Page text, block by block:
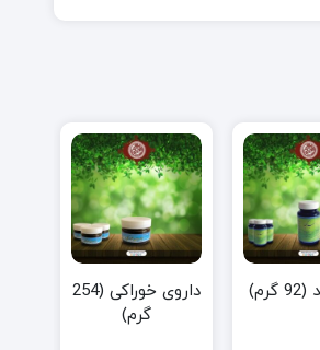
داروی خوراکی (254
گرم)